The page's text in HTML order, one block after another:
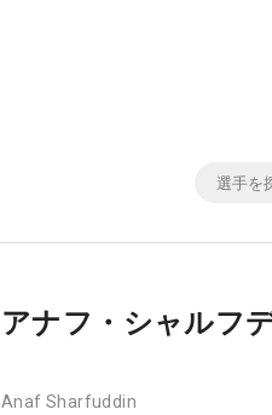
アナフ・シャルフ
Anaf Sharfuddin